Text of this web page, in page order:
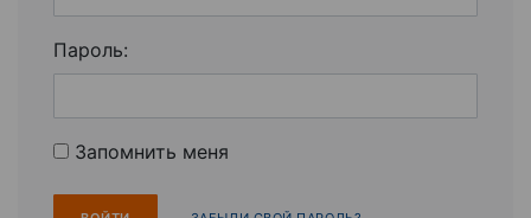
Пароль:
Запомнить меня